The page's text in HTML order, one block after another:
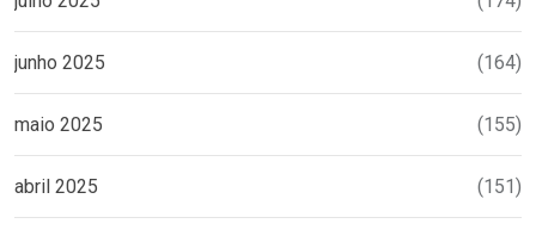
junho 2025 (164)
maio 2025 (155)
abril 2025 (151)